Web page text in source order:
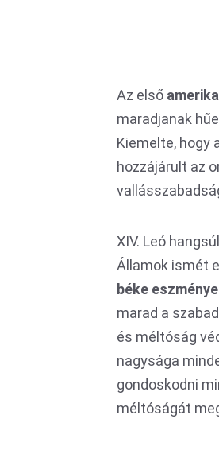
Az első
maradjanak
Kiemelte, hogy
hozzájárult az
XIV. Leó
Államok ismét
béke
marad a
és méltóság
nagysága
gondoskodni
méltóságát